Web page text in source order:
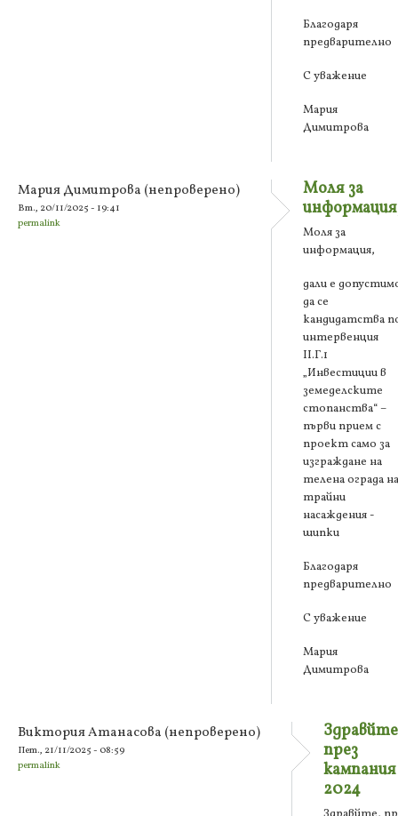
Благодаря
предварително
С уважение
Мария
Димитрова
Мария Димитрова (непроверено)
Вт., 20/11/2025 - 19:41
permalink
Моля за
Моля за
информация,
дали е
да се
кандидатства
интервенция
ІІ.Г.1
„Инвестиции в
земеделските
стопанства“ –
първи прием с
проект само за
изграждане на
телена ограда на
трайни
насаждения -
шипки
Благодаря
предварително
С уважение
Мария
Димитрова
Виктория Атанасова (непроверено)
Пет., 21/11/2025 - 08:59
permalink
през
кампания
2024